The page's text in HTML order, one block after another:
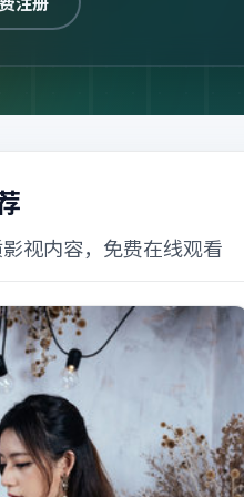
视内容，免费在线观看